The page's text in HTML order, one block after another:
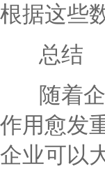
根据这些
总结
随着企
作用愈发
企业可以